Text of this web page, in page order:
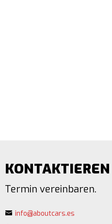
KONTAKTIEREN
Termin vereinbaren.
info@aboutcars.es